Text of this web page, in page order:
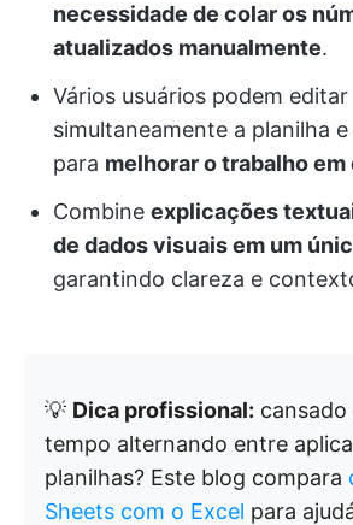
necessidade de colar os
atualizados manualmente.
Vários usuários podem editar
simultaneamente a planilha
para melhorar o trabalho em
Combine explicações
de dados visuais em um
garantindo clareza e
💡 Dica profissional:
tempo alternando entre
planilhas? Este blog compara
Sheets com o Excel para